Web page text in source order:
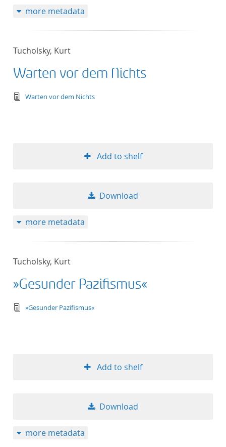
more metadata
Tucholsky, Kurt
Warten vor dem Nichts
text/tg.edition+tg.aggregation+xml
Warten vor dem Nichts
Add to shelf
Download
more metadata
Tucholsky, Kurt
»Gesunder Pazifismus«
text/tg.edition+tg.aggregation+xml
»Gesunder Pazifismus«
Add to shelf
Download
more metadata